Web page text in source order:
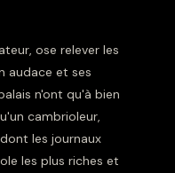
ose relever les
audace et ses
n'ont qu'à bien
cambrioleur,
les journaux
les plus riches et